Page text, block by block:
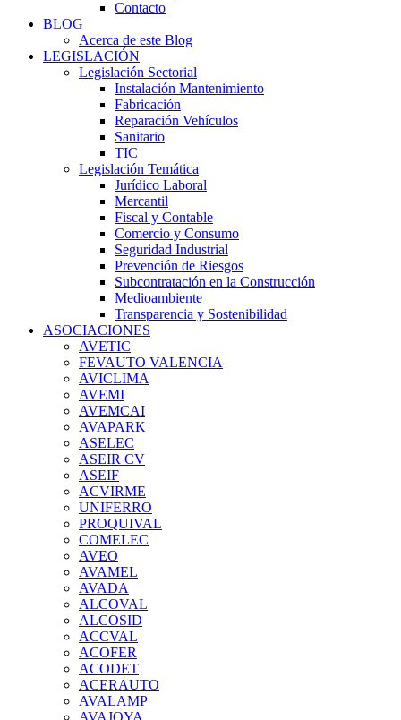
Contacto
BLOG
Acerca de este Blog
LEGISLACIÓN
Legislación Sectorial
Instalación Mantenimiento
Fabricación
Reparación Vehículos
Sanitario
TIC
Legislación Temática
Jurídico Laboral
Mercantil
Fiscal y Contable
Comercio y Consumo
Seguridad Industrial
Prevención de Riesgos
Subcontratación en la Construcción
Medioambiente
Transparencia y Sostenibilidad
ASOCIACIONES
AVETIC
FEVAUTO VALENCIA
AVICLIMA
AVEMI
AVEMCAI
AVAPARK
ASELEC
ASEIR CV
ASEIF
ACVIRME
UNIFERRO
PROQUIVAL
COMELEC
AVEO
AVAMEL
AVADA
ALCOVAL
ALCOSID
ACCVAL
ACOFER
ACODET
ACERAUTO
AVALAMP
AVAJOYA